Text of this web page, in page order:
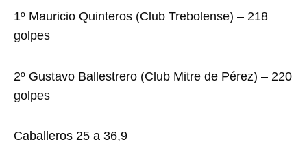
1º Mauricio Quinteros (Club Trebolense) – 218
golpes
2º Gustavo Ballestrero (Club Mitre de Pérez) – 220
golpes
Caballeros 25 a 36,9